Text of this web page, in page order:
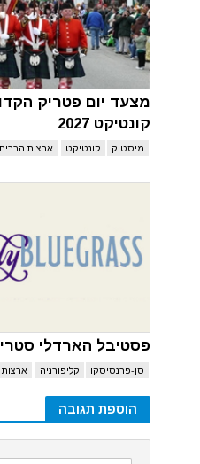
מצעד יום פטריק
קונטיקט 2027
מיסטיק קונטיקט ארצות הברית
פסטיבל הארדלי
סן-פרנסיסקו קליפורניה
הוספת תגובה